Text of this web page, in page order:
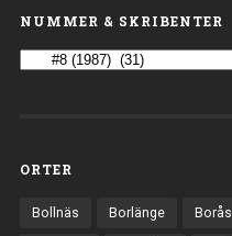
NUMMER & SKRIBENTER
ORTER
Bollnäs Borlänge Borås